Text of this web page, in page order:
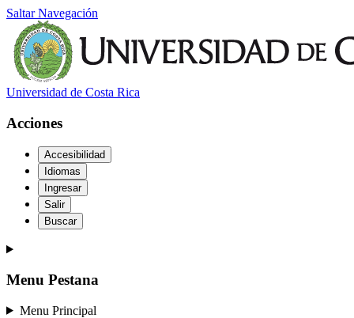
Saltar Navegación
Universidad de Costa Rica
Acciones
Accesibilidad
Idiomas
Ingresar
Salir
Buscar
Menu Pestana
Menu Principal